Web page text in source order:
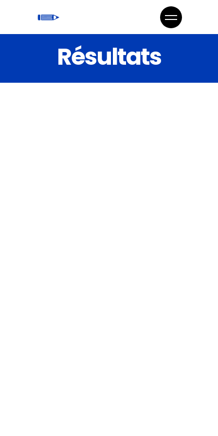
Résultats